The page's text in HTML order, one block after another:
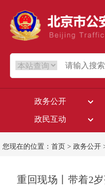
政务公开
政民互动
您现在的位置： 首页 > 政务公开
重回现场丨带着2